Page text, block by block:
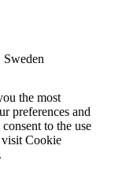
Sweden
the most
preferences and
to the use
Cookie